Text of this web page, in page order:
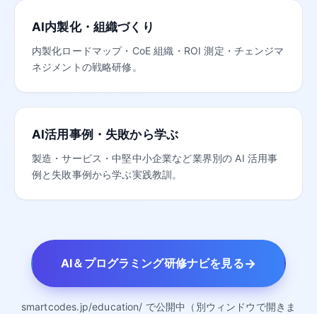
AI内製化・組織づくり
内製化ロードマップ・CoE 組織・ROI 測定・チェンジマ
ネジメントの戦略研修。
AI活用事例・失敗から学ぶ
製造・サービス・中堅中小企業など業界別の AI 活用事
例と失敗事例から学ぶ実践教訓。
AI＆プログラミング研修ナビを見る→
smartcodes.jp/education/ で公開中（別ウィンドウで開きま